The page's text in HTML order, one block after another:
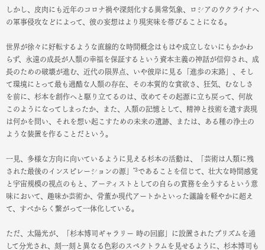
しかし、皮肉にも近年のコロナ禍や深刻化する異常気象、ロシアのウクライナへ
の軍事侵攻などによって、彼の妄想はより現実味を帯びることになる。
世界が徐々に好転するような直線的な時間概念はもはや成立しないにもかかわ
らず、永遠の成長が人類の幸福を保証するという資本主義の神話が信仰され、成
長のための破壊が進む、近代の限界点、いや彼岸に見る「進歩の末路」、そし
て環境にとって最も過酷な人類の存在、その本質的な貪欲さ、狂気、むなしさ
を前に、杉本を創作へと駆り立てるのは、改めてその起源に立ち戻って、何故
このようになってしまったか、また、人類の記憶として、精神と技術を遺す表現
は何かを問い、それを想い起こすための未来の遺跡、または、ある種の浄土の
ような装置を作ることだという。
一見、多様な方向に向いているように見える杉本の活動は、「芸術は人類に残
された最後のインスピレーションの源」
*3 であることを信じて、壮大な時間感覚
と宇宙規模の視点のもと、アーティストとしての自らの責務を全うするという意
味において、趣味か芸術か、骨董か現代アートかといった議論を軽やかに超え
て、すべからく繋がって一体化している。
ただ、太陽光が、「杉本博司ギャラリー 時の回廊」に設置されたプリズムを通
して分光され、刻一刻と異なる色彩のスペクトラムを見せるように、杉本博司も